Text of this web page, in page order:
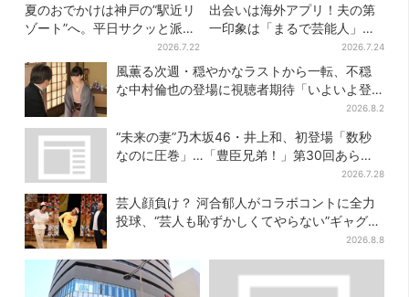
夏のおでかけは神戸の”駅近リ
ゾート”へ。平日サクッと派
も、休日ガッツリ派も！タイ
パ抜群、約20種の楽しみ方
2026.7.22
出会いは海外アプリ！夫の第
一印象は「まるで芸能人」→
送迎・弁当・カジノデートま
で…結婚前に尽くしまくり
2026.7.24
風薫る次週・穏やかなラストから一転、不穏
な中村倫也の登場に視聴者期待「いよいよ登
2026.8.2
“未来の妻”乃木坂46・井上和、初登場「数秒
なのに圧巻」…「豊臣兄弟！」第30回あらす
2026.7.28
芸人顔負け？ 河合郁人がコラボコントに全力
投球、“芸人も恥ずかしくてやらない”ギャグに
2026.8.8